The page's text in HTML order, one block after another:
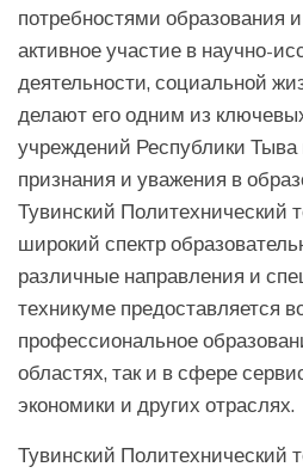
потребностями образования
активное участие в научно-
деятельности, социальной
делают его одним из
учреждений Республики
признания и уважения в
Тувинский Политехнический
широкий спектр
различные направления и
техникуме предоставляется
профессиональное
областях, так и в сфере
экономики и других отраслях.
Тувинский Политехнический